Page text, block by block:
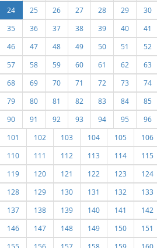
24
25 26 27 28 29 30
35
36 37 38 39 40 41
46
47 48 49 50 51 52
57
58 59 60 61 62 63
68
69 70 71 72 73 74
79
80 81 82 83 84 85
90
91 92 93 94 95 96
101
102 103 104 105 106
110
111 112 113 114 115
119
120 121 122 123 124
128
129 130 131 132 133
137
138 139 140 141 142
146
147 148 149 150 151